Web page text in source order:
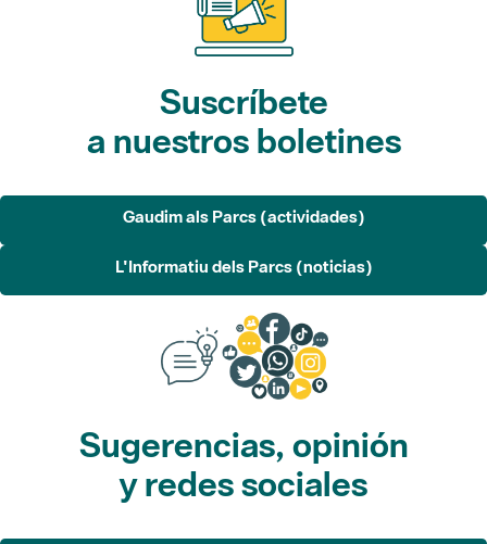
Suscríbete
a nuestros boletines
Gaudim als Parcs (actividades)
L'Informatiu dels Parcs (noticias)
Sugerencias, opinión
y redes sociales